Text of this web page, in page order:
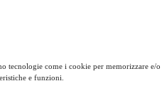
tecnologie come i cookie per memorizzare
e funzioni.